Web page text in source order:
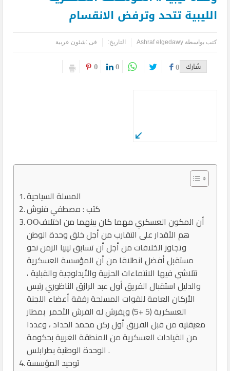
الليبية تتحد وترفض الانقسام
كتب بواسطةAshraf elgedawy التاريخ: فى :شئون عربية
شارك 0
0
0
المسلة السياحية
كتب : مصطفي فنوش
ΟΟأن المكون العسكري مهما كان بينهما من اختلاف
هم الأقدار على التقارب من أجل خلق وحدة الوطن
وتجاوز الخلافات من أجل أن تسابق ليبيا الزمن نحو
مستقبل أفضل انطلاقا من أن المؤسسة العسكرية
تتلاشي فيها الانتماءات الحزبية والأيدلوجية والقبلية ،
والدليل استقبال الفريق أول عبد الرازق الناظوري رئيس
الأركان العامة للقوات المسلحة رفقة أعضاء اللجنة
العسكرية (5 +5) ويفرش له الفرش الأحمر بمطار
معيقتيه من قبل الفريق أول ركن محمد الحداد ، وعددا
من القيادات العسكرية من المنطقة الغربية بحكومة
الوحدة الوطنية بطرابلس .
توحيد المؤسسة